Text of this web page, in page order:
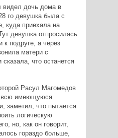
видел дочь дома в
го девушка была с
куда приехала на
девушка отпросилась
к подруге, а через
матери с
что останется
Расул Магомедов
всю имеющуюся
заметил, что пытается
логическую
но, как он говорит,
гораздо больше,